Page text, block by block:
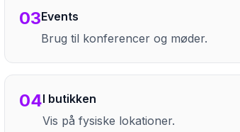
03Events
Brug til konferencer og møder.
04I butikken
Vis på fysiske lokationer.